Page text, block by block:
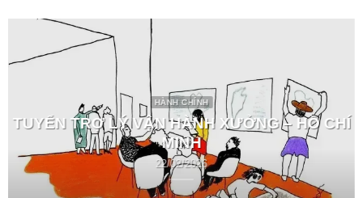
HÀNH CHÍNH
TUYỂN TRỢ LÝ VẬN HÀNH XƯỞNG – HỒ CHÍ
MINH
22/02/2026